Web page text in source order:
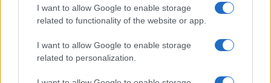
I want to allow Google to enable storage
related to functionality of the website or app.
I want to allow Google to enable storage
related to personalization.